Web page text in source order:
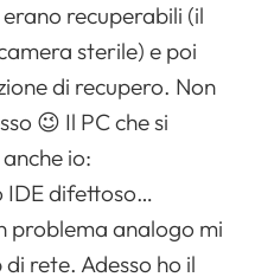
recuperabili (il
sterile) e poi
di recupero. Non
😉 Il PC che si
io:
IDE difettoso…
problema analogo mi
rete. Adesso ho il
Apri il menu di navigazione